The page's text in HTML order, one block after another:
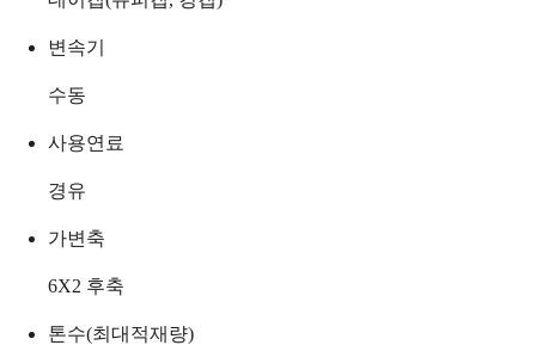
변속기
수동
사용연료
경유
가변축
6X2 후축
톤수(최대적재량)